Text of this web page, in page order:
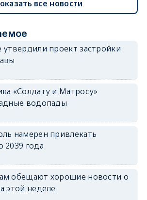
все новости
утвердили проект застройки
«Солдату и Матросу»
водопады
намерен привлекать
2039 года
обещают хорошие новости о
этой неделе